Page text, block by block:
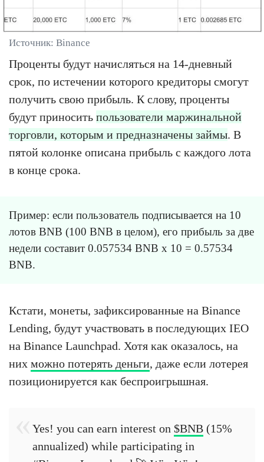
Источник: Binance
Проценты будут начисляться на 14-дневный
срок, по истечении которого кредиторы смогут
получить свою прибыль. К слову, проценты
будут приносить пользователи маржинальной
торговли, которым и предназначены займы. В
пятой колонке описана прибыль с каждого лота
в конце срока.
Пример: если пользователь подписывается на 10
лотов BNB (100 BNB в целом), его прибыль за две
недели составит 0.057534 BNB x 10 = 0.57534
BNB.
Кстати, монеты, зафиксированные на Binance
Lending, будут участвовать в последующих IEO
на Binance Launchpad. Хотя как оказалось, на
них можно потерять деньги, даже если лотерея
позиционируется как беспроигрышная.
Yes! you can earn interest on $BNB (15%
annualized) while participating in